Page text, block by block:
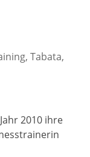
Tabata,
2010 ihre